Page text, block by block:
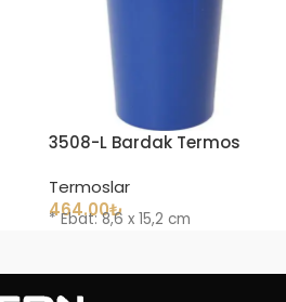
3508-L Bardak Termos
Termoslar
464.00₺
* Ebat: 8,6 x 15,2 cm